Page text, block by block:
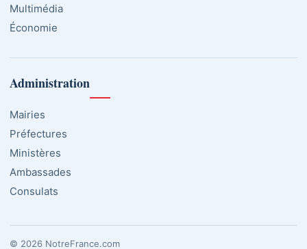
Multimédia
Économie
Administration
Mairies
Préfectures
Ministères
Ambassades
Consulats
© 2026 NotreFrance.com